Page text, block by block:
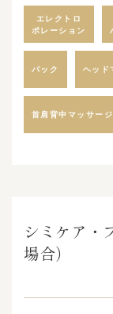
エレクトロ
ポレーション
パック ヘッド
首肩背中マッサージ
シミケア・
場合）